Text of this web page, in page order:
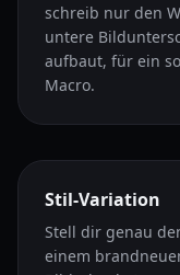
schreib nur den
untere
aufbaut, für ein
Macro.
Stil-Variation
Stell dir genau
einem